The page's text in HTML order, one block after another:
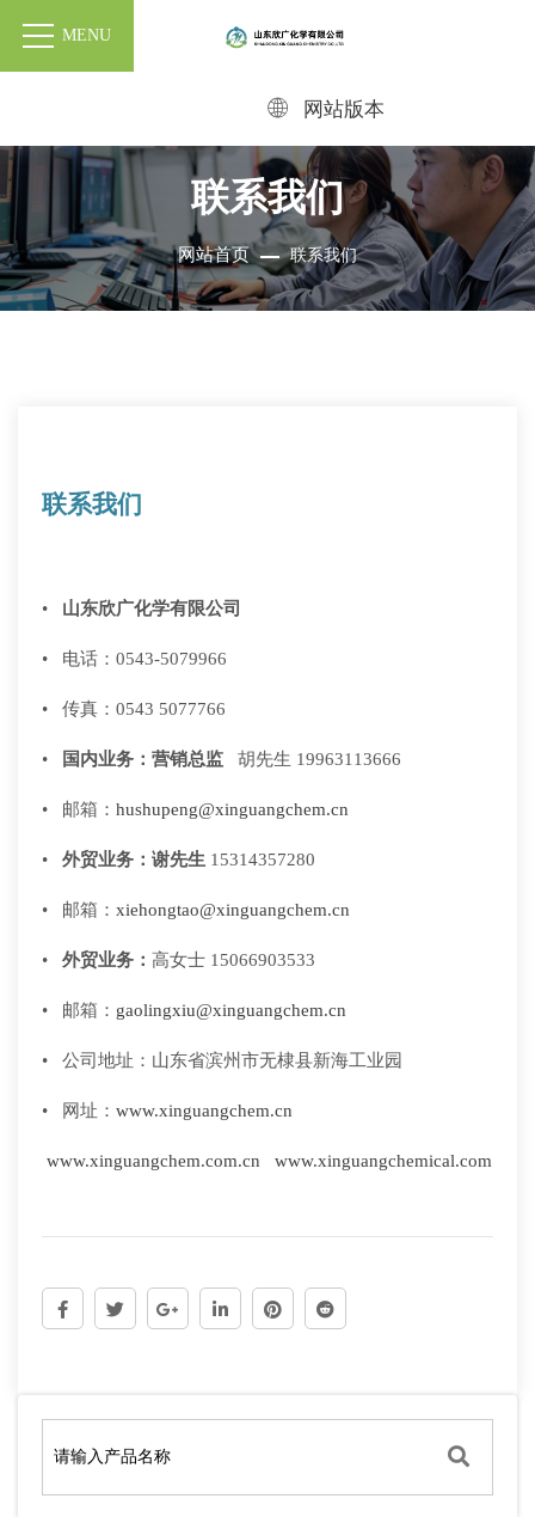
MENU
网站版本
联系我们
网站首页 联系我们
联系我们
• 山东欣广化学有限公司
• 电话：0543-5079966
• 传真：0543 5077766
• 国内业务：营销总监 胡先生 19963113666
• 邮箱： hushupeng@xinguangchem.cn
• 外贸业务：谢先生 15314357280
• 邮箱： xiehongtao@xinguangchem.cn
• 外贸业务： 高女士 15066903533
• 邮箱： gaolingxiu@xinguangchem.cn
• 公司地址：山东省滨州市无棣县新海工业园
• 网址： www.xinguangchem.cn
www.xinguangchem.com.cn www.xinguangchemical.com